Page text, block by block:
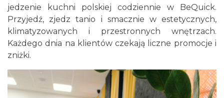
jedzenie kuchni polskiej codziennie w BeQuick.
Przyjedź, zjedz tanio i smacznie w estetycznych,
klimatyzowanych i przestronnych wnętrzach.
Każdego dnia na klientów czekają liczne promocje i
zniżki.